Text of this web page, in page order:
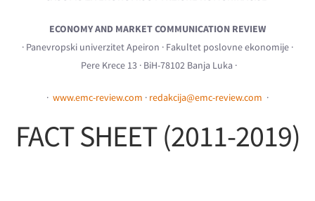
ECONOMY AND MARKET COMMUNICATION REVIEW
· Panevropski univerzitet Apeiron · Fakultet poslovne ekonomije ·
Pere Krece 13 · BiH-78102 Banja Luka ·
· www.emc-review.com · redakcija@emc-review.com ·
FACT SHEET (2011-2019)